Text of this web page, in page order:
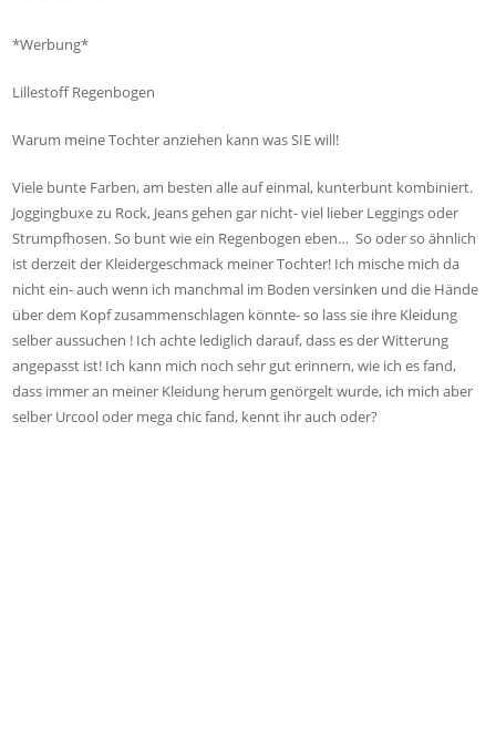
*Werbung*
Lillestoff Regenbogen
Warum meine Tochter anziehen kann was SIE will!
Viele bunte Farben, am besten alle auf einmal, kunterbunt kombiniert.
Joggingbuxe zu Rock, Jeans gehen gar nicht- viel lieber Leggings oder
Strumpfhosen. So bunt wie ein Regenbogen eben… So oder so ähnlich
ist derzeit der Kleidergeschmack meiner Tochter! Ich mische mich da
nicht ein- auch wenn ich manchmal im Boden versinken und die Hände
über dem Kopf zusammenschlagen könnte- so lass sie ihre Kleidung
selber aussuchen ! Ich achte lediglich darauf, dass es der Witterung
angepasst ist! Ich kann mich noch sehr gut erinnern, wie ich es fand,
dass immer an meiner Kleidung herum genörgelt wurde, ich mich aber
selber Urcool oder mega chic fand, kennt ihr auch oder?